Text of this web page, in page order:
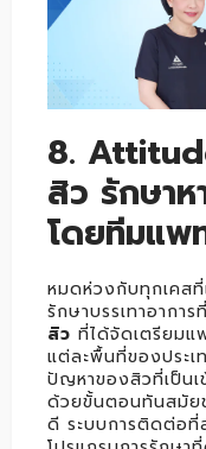
8.
สิว รักษา
โดยทีมแพ
หมดห่วงกับทุกเคส
รักษาบรรเทาอาการ
สิว ที่ได้จัดเตรียมแ
แต่ละพื้นที่ของประเ
ปัญหาของสิวที่เป็น
ด้วยขั้นตอนทันสมัย
ดี ระบบการติดต่อที่